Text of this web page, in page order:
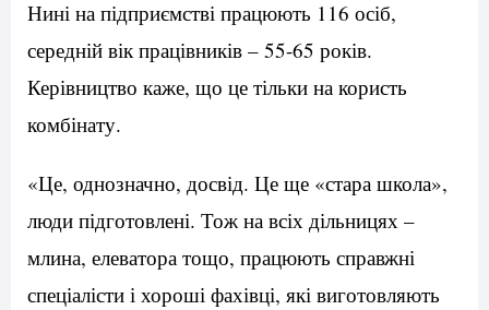
Нині на підприємстві працюють 116 осіб,
середній вік працівників – 55-65 років.
Керівництво каже, що це тільки на користь
комбінату.
«Це, однозначно, досвід. Це ще «стара школа»,
люди підготовлені. Тож на всіх дільницях –
млина, елеватора тощо, працюють справжні
спеціалісти і хороші фахівці, які виготовляють